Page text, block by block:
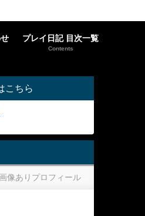
プレイ日記 目次一覧
Contents
こちら
画像ありプロフィール